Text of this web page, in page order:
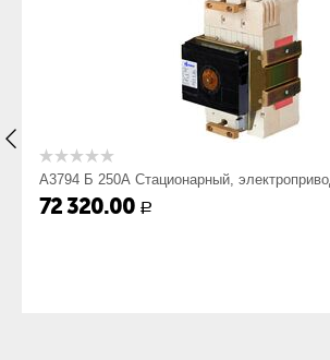
А3794 Б 250А Стационарный,
72 320.00 Р